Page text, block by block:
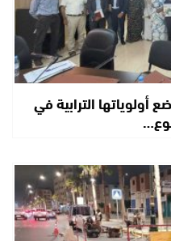
أولوياتها الترابية في